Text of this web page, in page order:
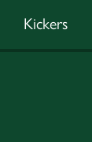
Kickers